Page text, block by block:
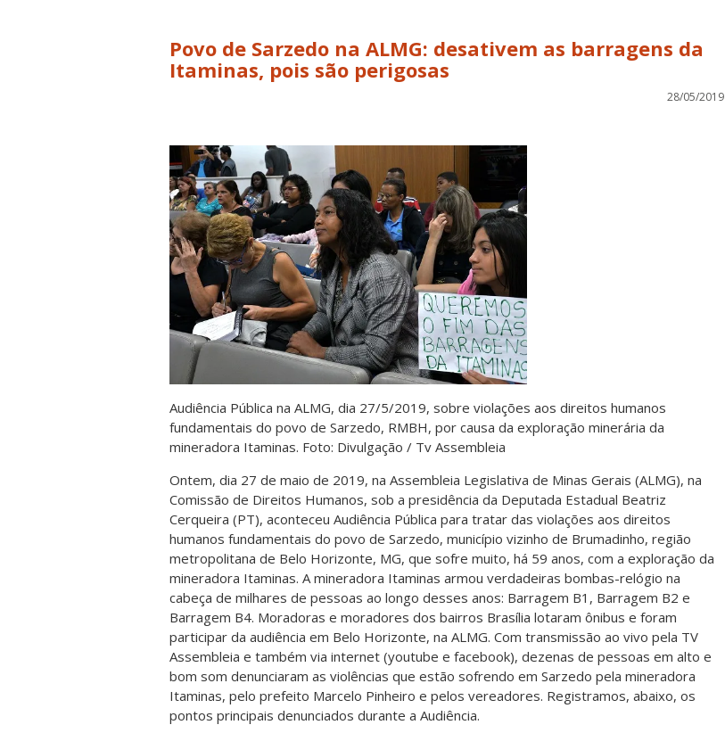
Povo de Sarzedo na ALMG: desativem as barragens da
Itaminas, pois são perigosas
28/05/2019
Audiência Pública na ALMG, dia 27/5/2019, sobre violações aos direitos humanos
fundamentais do povo de Sarzedo, RMBH, por causa da exploração minerária da
mineradora Itaminas. Foto: Divulgação / Tv Assembleia
Ontem, dia 27 de maio de 2019, na Assembleia Legislativa de Minas Gerais (ALMG), na
Comissão de Direitos Humanos, sob a presidência da Deputada Estadual Beatriz
Cerqueira (PT), aconteceu Audiência Pública para tratar das violações aos direitos
humanos fundamentais do povo de Sarzedo, município vizinho de Brumadinho, região
metropolitana de Belo Horizonte, MG, que sofre muito, há 59 anos, com a exploração da
mineradora Itaminas. A mineradora Itaminas armou verdadeiras bombas-relógio na
cabeça de milhares de pessoas ao longo desses anos: Barragem B1, Barragem B2 e
Barragem B4. Moradoras e moradores dos bairros Brasília lotaram ônibus e foram
participar da audiência em Belo Horizonte, na ALMG. Com transmissão ao vivo pela TV
Assembleia e também via internet (youtube e facebook), dezenas de pessoas em alto e
bom som denunciaram as violências que estão sofrendo em Sarzedo pela mineradora
Itaminas, pelo prefeito Marcelo Pinheiro e pelos vereadores. Registramos, abaixo, os
pontos principais denunciados durante a Audiência.